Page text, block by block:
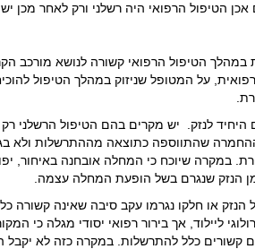
הטיפול הרפואי היה רשלני ורק לאחר מכן
הטיפול הרפואי קשורה לנושא מורכב
על המטופל שניזוק במהלך הטיפול
היחיד לנזק. יש מקרים בהם הטיפול הרשלני
ההחמרה שהתווספה כתוצאה מההתרשלות ולא
במקרה שיוכח כי המחלה אובחנה באיחור,
מן הנזק שנגרם בשל הופעת המחלה עצמה.
או חלקו נגרמו עקב סיבה שאינה קשורה
ליילוד, אך בירור רפואי יסודי מגלה כי
קשורים כלל להתרשלות. במקרה כזה לא יקבל